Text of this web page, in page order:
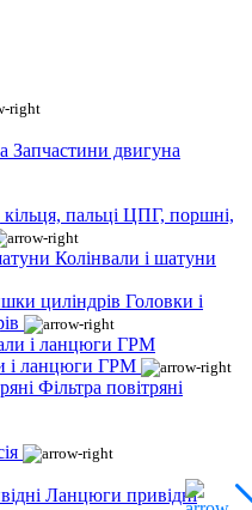
Запчастини двигуна
ЦПГ, поршні,
Колінвали і шатуни
Головки і
і ланцюги ГРМ
Фільтра повітряні
Ланцюги привідні